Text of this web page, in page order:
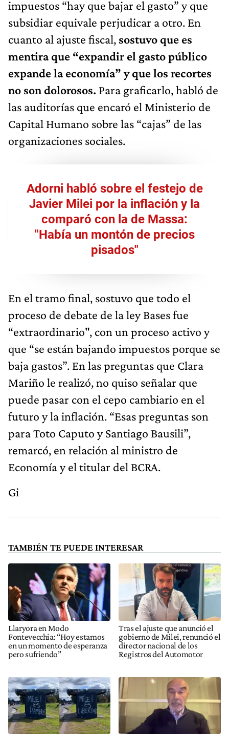
impuestos “hay que bajar el gasto” y que
subsidiar equivale perjudicar a otro. En
cuanto al ajuste fiscal, sostuvo que es
mentira que “expandir el gasto público
expande la economía” y que los recortes
no son dolorosos. Para graficarlo, habló de
las auditorías que encaró el Ministerio de
Capital Humano sobre las “cajas” de las
organizaciones sociales.
Adorni habló sobre el festejo de
Javier Milei por la inflación y la
comparó con la de Massa:
"Había un montón de precios
pisados"
En el tramo final, sostuvo que todo el
proceso de debate de la ley Bases fue
“extraordinario", con un proceso activo y
que “se están bajando impuestos porque se
baja gastos”. En las preguntas que Clara
Mariño le realizó, no quiso señalar que
puede pasar con el cepo cambiario en el
futuro y la inflación. “Esas preguntas son
para Toto Caputo y Santiago Bausili”,
remarcó, en relación al ministro de
Economía y el titular del BCRA.
Gi
TAMBIÉN TE PUEDE INTERESAR
Llaryora en Modo
Fontevecchia: “Hoy estamos
en un momento de esperanza
pero sufriendo”
Tras el ajuste que anunció el
gobierno de Milei, renunció el
director nacional de los
Registros del Automotor